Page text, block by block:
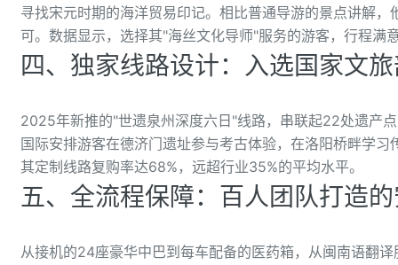
寻找宋元时期的海洋贸易印记。相比普通导游的景点讲解
可。数据显示，选择其"海丝文化导师"服务的游客，行程满
四、独家线路设计：入选国家文
2025年新推的"世遗泉州深度六日"线路，串联起22处遗产
国际安排游客在德济门遗址参与考古体验，在洛阳桥畔学
其定制线路复购率达68%，远超行业35%的平均水平。
五、全流程保障：百人团队打造
从接机的24座豪华中巴到每车配备的医药箱，从闽南语翻